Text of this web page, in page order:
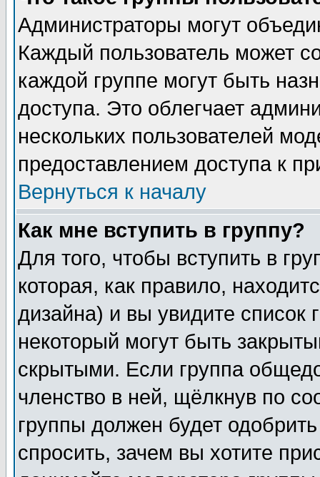
Администраторы могут
Каждый пользователь может
каждой группе могут быть
доступа. Это облегчает
нескольких пользователей
предоставлением доступа к
Вернуться к началу
Как мне вступить в группу?
Для того, чтобы вступить в
которая, как правило,
дизайна) и вы увидите список
некоторый могут быть
скрытыми. Если группа
членство в ней, щёлкнув по
группы должен будет
спросить, зачем вы хотите